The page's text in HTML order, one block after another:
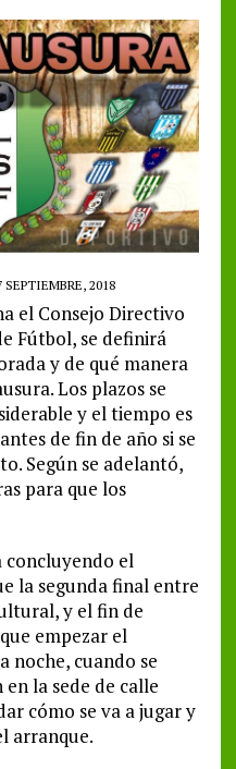
SEPTIEMBRE, 2018
el Consejo Directivo
Fútbol, se definirá
y de qué manera
Los plazos se
y el tiempo es
de fin de año si se
Según se adelantó,
para que los
el
la segunda final entre
y el fin de
empezar el
noche, cuando se
la sede de calle
cómo se va a jugar y
arranque.